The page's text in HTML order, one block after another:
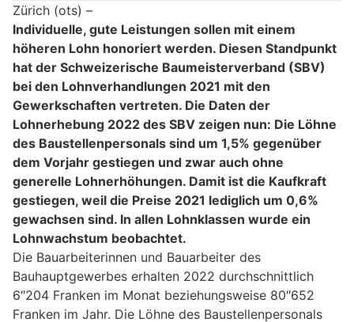
Zürich (ots) –
Individuelle, gute Leistungen sollen mit einem
höheren Lohn honoriert werden. Diesen Standpunkt
hat der Schweizerische Baumeisterverband (SBV)
bei den Lohnverhandlungen 2021 mit den
Gewerkschaften vertreten. Die Daten der
Lohnerhebung 2022 des SBV zeigen nun: Die Löhne
des Baustellenpersonals sind um 1,5% gegenüber
dem Vorjahr gestiegen und zwar auch ohne
generelle Lohnerhöhungen. Damit ist die Kaufkraft
gestiegen, weil die Preise 2021 lediglich um 0,6%
gewachsen sind. In allen Lohnklassen wurde ein
Lohnwachstum beobachtet.
Die Bauarbeiterinnen und Bauarbeiter des
Bauhauptgewerbes erhalten 2022 durchschnittlich
6″204 Franken im Monat beziehungsweise 80″652
Franken im Jahr. Die Löhne des Baustellenpersonals